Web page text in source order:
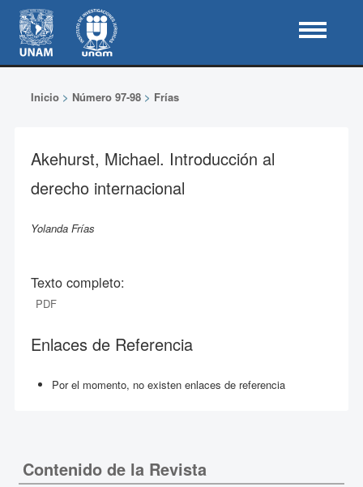
Inicio> Número 97-98> Frías
Akehurst, Michael. Introducción al
derecho internacional
Yolanda Frías
Texto completo:
PDF
Enlaces de Referencia
Por el momento, no existen enlaces de referencia
Contenido de la Revista